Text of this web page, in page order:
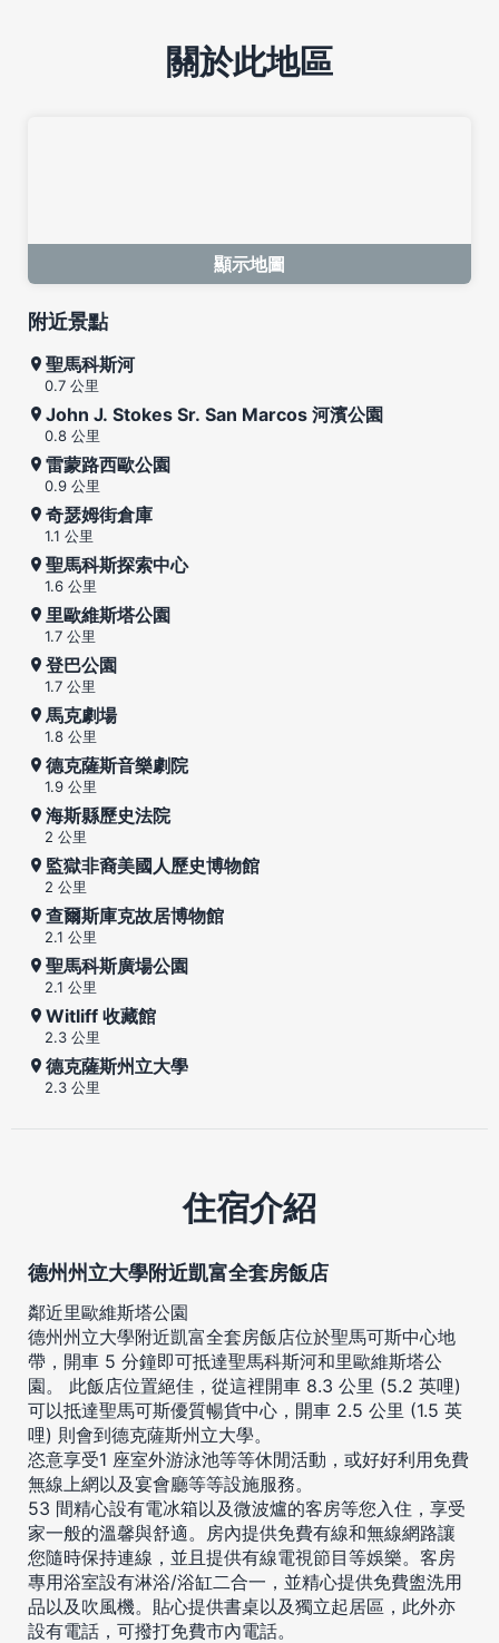
關於此地區
顯示地圖
附近景點
聖馬科斯河
0.7 公里
John J. Stokes Sr. San Marcos 河濱公園
0.8 公里
雷蒙路西歐公園
0.9 公里
奇瑟姆街倉庫
1.1 公里
聖馬科斯探索中心
1.6 公里
里歐維斯塔公園
1.7 公里
登巴公園
1.7 公里
馬克劇場
1.8 公里
德克薩斯音樂劇院
1.9 公里
海斯縣歷史法院
2 公里
監獄非裔美國人歷史博物館
2 公里
查爾斯庫克故居博物館
2.1 公里
聖馬科斯廣場公園
2.1 公里
Witliff 收藏館
2.3 公里
德克薩斯州立大學
2.3 公里
住宿介紹
德州州立大學附近凱富全套房飯店
鄰近里歐維斯塔公園
德州州立大學附近凱富全套房飯店位於聖馬可斯中心地
帶，開車 5 分鐘即可抵達聖馬科斯河和里歐維斯塔公
園。 此飯店位置絕佳，從這裡開車 8.3 公里 (5.2 英哩)
可以抵達聖馬可斯優質暢貨中心，開車 2.5 公里 (1.5 英
哩) 則會到德克薩斯州立大學。
恣意享受1 座室外游泳池等等休閒活動，或好好利用免費
無線上網以及宴會廳等等設施服務。
53 間精心設有電冰箱以及微波爐的客房等您入住，享受
家一般的溫馨與舒適。房內提供免費有線和無線網路讓
您隨時保持連線，並且提供有線電視節目等娛樂。客房
專用浴室設有淋浴/浴缸二合一，並精心提供免費盥洗用
品以及吹風機。貼心提供書桌以及獨立起居區，此外亦
設有電話，可撥打免費市內電話。